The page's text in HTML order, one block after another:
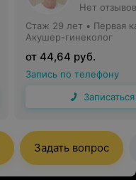
Нет отзывов
Стаж 29 лет • Первая
Акушер-гинеколог
от 44,64 руб.
Запись по телефону
Записаться
Задать вопрос